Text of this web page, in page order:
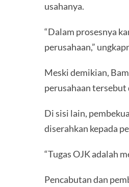
usahanya.
“Dalam prosesnya
perusahaan,”
Meski demikian,
perusahaan
Di sisi lain,
diserahkan kepada
“Tugas OJK adalah
Pencabutan dan